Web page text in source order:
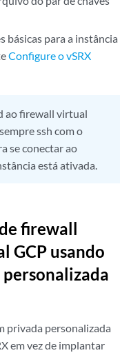
básicas para a instância
Configure o vSRX
ao firewall virtual
ssh com o
se conectar ao
está ativada.
firewall
GCP usando
privada personalizada
em vez de implantar